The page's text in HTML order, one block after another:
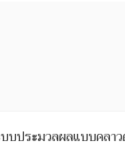
บประมวลผลแบบคล